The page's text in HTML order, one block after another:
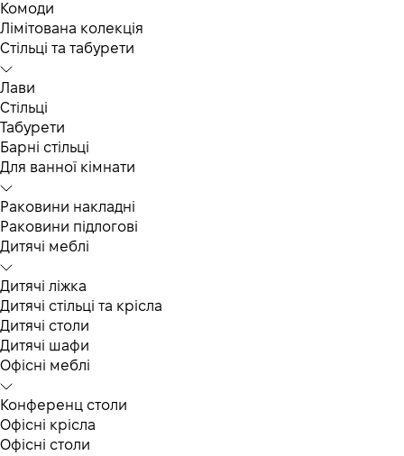
Комоди
Лімітована колекція
Стільці та табурети
Лави
Стільці
Табурети
Барні стільці
Для ванної кімнати
Раковини накладні
Раковини підлогові
Дитячі меблі
Дитячі ліжка
Дитячі стільці та крісла
Дитячі столи
Дитячі шафи
Офісні меблі
Конференц столи
Офісні крісла
Офісні столи